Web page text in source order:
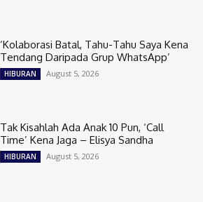
‘Kolaborasi Batal, Tahu-Tahu Saya Kena
Tendang Daripada Grup WhatsApp’
HIBURAN August 5, 2026
Tak Kisahlah Ada Anak 10 Pun, ‘Call
Time’ Kena Jaga – Elisya Sandha
HIBURAN August 5, 2026